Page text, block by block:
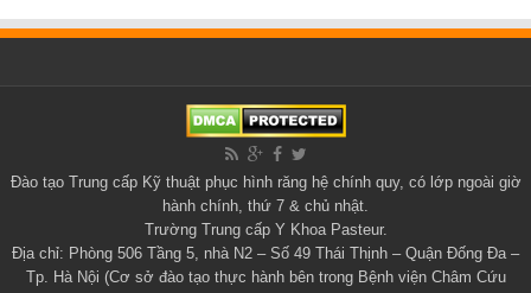
Đào tạo Trung cấp Kỹ thuật phục hình rănghệ chính quy, có lớp ngoài giờ
hành chính, thứ 7 & chủ nhật.
Trường Trung cấp Y Khoa Pasteur.
Địa chỉ: Phòng 506 Tầng 5, nhà N2 – Số 49 Thái Thịnh – Quận Đống Đa –
Tp. Hà Nội (Cơ sở đào tạo thực hành bên trong Bệnh viện Châm Cứu